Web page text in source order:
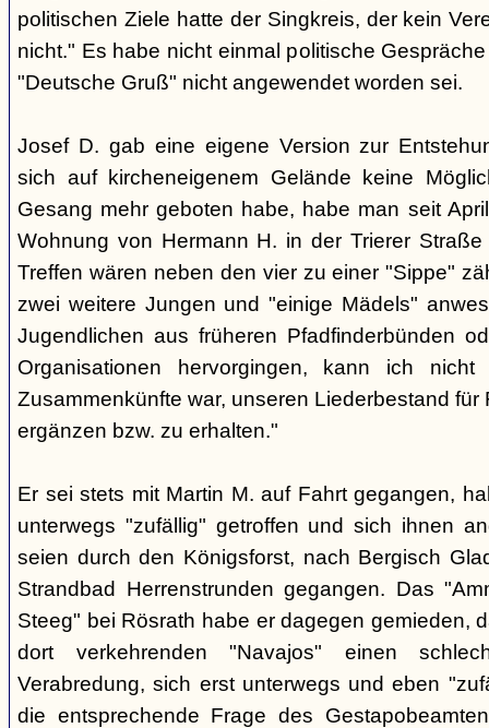
politischen Ziele hatte der Singkreis, der kein
nicht." Es habe nicht einmal politische
"Deutsche Gruß" nicht angewendet worden sei.
Josef D. gab eine eigene Version zur
sich auf kircheneigenem Gelände keine
Gesang mehr geboten habe, habe man seit
Wohnung von Hermann H. in der Trierer
Treffen wären neben den vier zu einer "Sippe"
zwei weitere Jungen und "einige Mädels"
Jugendlichen aus früheren Pfadfinderbünden
Organisationen hervorgingen, kann ich
Zusammenkünfte war, unseren Liederbestand
ergänzen bzw. zu erhalten."
Er sei stets mit Martin M. auf Fahrt gegangen,
unterwegs "zufällig" getroffen und sich ihnen
seien durch den Königsforst, nach Bergisch
Strandbad Herrenstrunden gegangen. Das
Steeg" bei Rösrath habe er dagegen gemieden,
dort verkehrenden "Navajos" einen
Verabredung, sich erst unterwegs und eben
die entsprechende Frage des